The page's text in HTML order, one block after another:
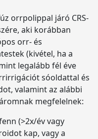
orrpolippal járó CRS-
aki korábban
orr- és
(kivétel, ha a
legalább fél éve
sóoldattal és
valamint az alábbi
megfelelnek:
(>2x/év vagy
kap, vagy a